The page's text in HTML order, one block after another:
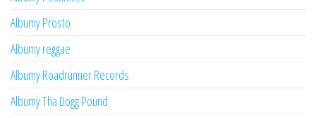
Albumy Prosto
Albumy reggae
Albumy Roadrunner Records
Albumy Tha Dogg Pound